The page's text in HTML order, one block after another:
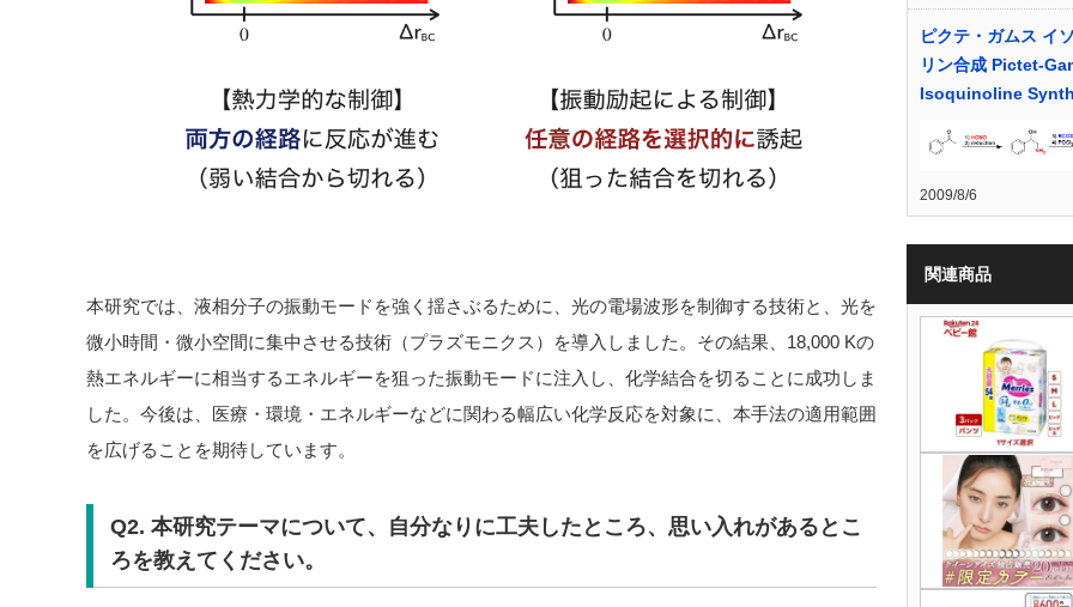
本研究では、液相分子の振動モードを強く揺さぶるために、光の電場波形を制御する技術と、光を
微小時間・微小空間に集中させる技術（プラズモニクス）を導入しました。その結果、18,000 Kの
熱エネルギーに相当するエネルギーを狙った振動モードに注入し、化学結合を切ることに成功しま
した。今後は、医療・環境・エネルギーなどに関わる幅広い化学反応を対象に、本手法の適用範囲
を広げることを期待しています。
Q2. 本研究テーマについて、自分なりに工夫したところ、思い入れがあるとこ
ろを教えてください。
ピクテ・ガムス イ
リン合成 Pictet-
Isoquinoline
2009/8/6
関連商品